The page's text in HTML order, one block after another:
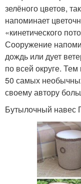
зелёного цветов,
напоминает
«кинетического
Сооружение
дождь или дует
по всей округе.
50 самых
своему автору
Бутылочный навес